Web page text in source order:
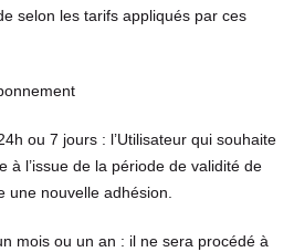
selon les tarifs appliqués par ces
ou 7 jours : l’Utilisateur qui souhaite
à l’issue de la période de validité de
une nouvelle adhésion.
mois ou un an : il ne sera procédé à